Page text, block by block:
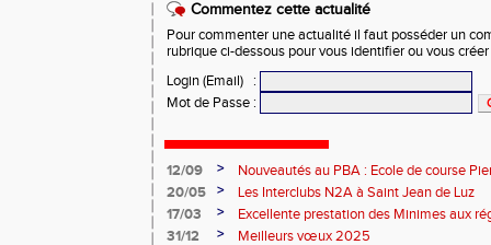
Commentez cette actualité
Pour commenter une actualité il faut posséder un
rubrique ci-dessous pour vous identifier ou vous
Login (Email)
:
Mot de Passe :
12/09 >
Nouveautés au PBA : Ecole de course
20/05
>
Les Interclubs N2A à Saint Jean de Luz
17/03
>
Excellente prestation des Minimes aux
31/12
>
Meilleurs vœux 2025